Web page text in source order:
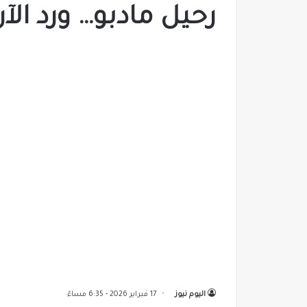
رحيل مادبو… ورد
اليوم نيوز 17 فبراير 2026 - 6:35 مساءً